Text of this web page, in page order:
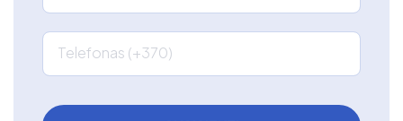
Telefonas (+370)